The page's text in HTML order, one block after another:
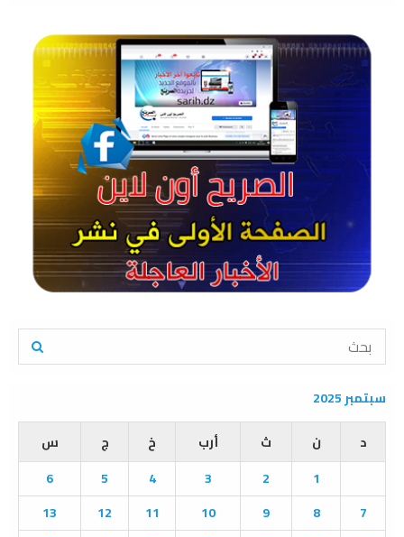
S
r
o
E
A
R
C
سبتمبر 2025
د
ن ث أرب خ ج
س
1
2
3
4
5
6
7
8
9
10
11
12
13